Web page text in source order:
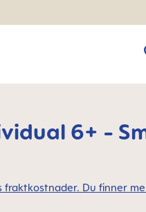
6+ -
fraktkostnader. Du finner